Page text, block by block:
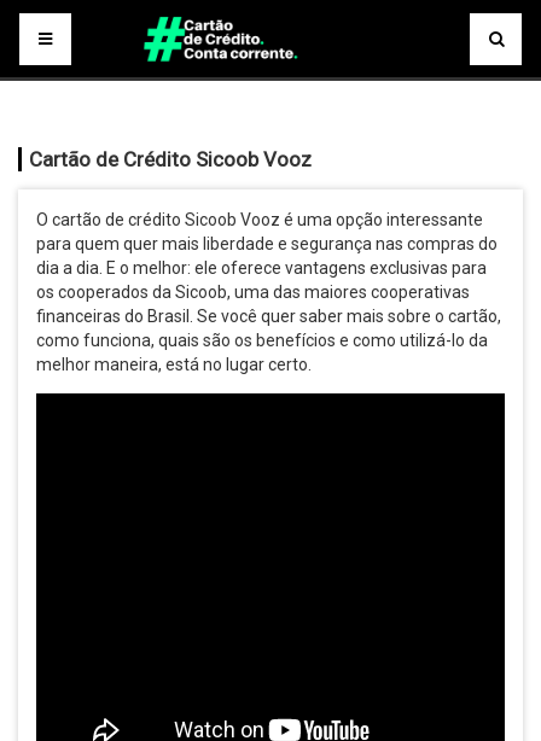
Cartão de Crédito Sicoob Vooz
O cartão de crédito Sicoob Vooz é uma opção interessante
para quem quer mais liberdade e segurança nas compras do
dia a dia. E o melhor: ele oferece vantagens exclusivas para
os cooperados da Sicoob, uma das maiores cooperativas
financeiras do Brasil. Se você quer saber mais sobre o cartão,
como funciona, quais são os benefícios e como utilizá-lo da
melhor maneira, está no lugar certo.